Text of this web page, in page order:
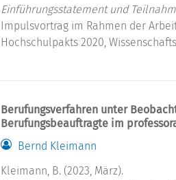
Einführungsstatement und
Impulsvortrag im Rahmen der
Hochschulpakts 2020,
Berufungsverfahren unter
Berufungsbeauftragte im
Bernd Kleimann
Kleimann, B. (2023, März).